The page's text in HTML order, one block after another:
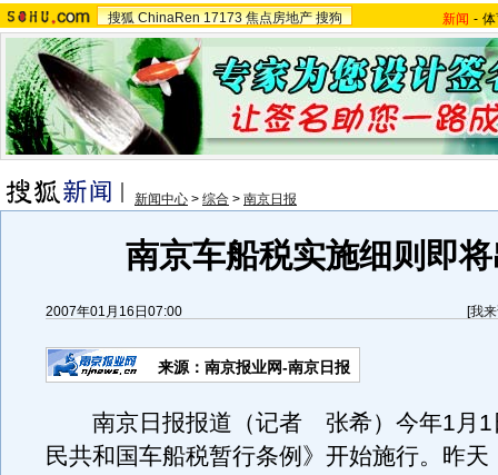
搜狐 ChinaRen 17173 焦点房地产 搜狗 新闻 -
新闻中心 > 综合 > 南京日报
南京车船税实施细则即
2007年01月16日07:00 [我
来源：南京报业网-南京日报
南京日报报道（记者 张希）今年1月1
民共和国车船税暂行条例》开始施行。昨天